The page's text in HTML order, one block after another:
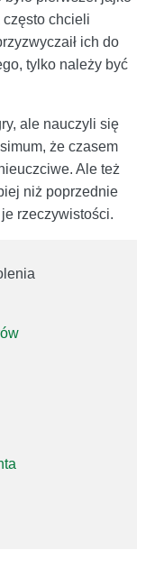
często chcieli
ich do
tylko należy być
ale nauczyli się
że czasem
Ale też
niż poprzednie
rzeczywistości.